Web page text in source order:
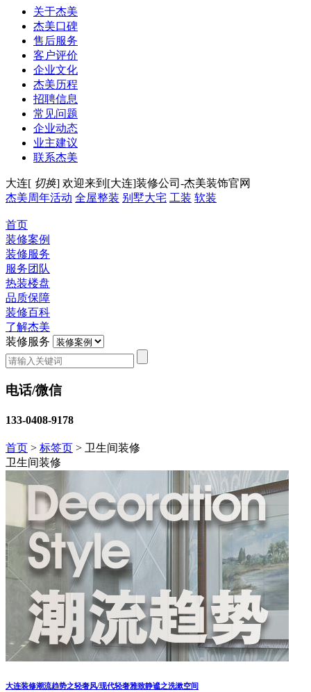
关于杰美
杰美口碑
售后服务
客户评价
企业文化
杰美历程
招聘信息
常见问题
企业动态
业主建议
联系杰美
大连[ 切换] 欢迎来到[大连]装修公司-杰美装饰官网
杰美周年活动 全屋整装 别墅大宅 工装 软装
首页
装修案例
装修服务
服务团队
热装楼盘
品质保障
装修百科
了解杰美
装修服务
电话/微信
133-0408-9178
首页 > 标签页 > 卫生间装修
卫生间装修
大连装修潮流趋势之轻奢风/现代轻奢雅致静谧之洗漱空间